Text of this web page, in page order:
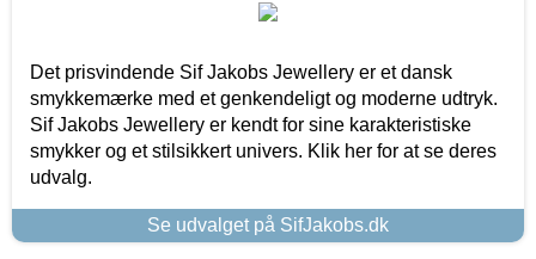
Det prisvindende Sif Jakobs Jewellery er et dansk
smykkemærke med et genkendeligt og moderne udtryk.
Sif Jakobs Jewellery er kendt for sine karakteristiske
smykker og et stilsikkert univers. Klik her for at se deres
udvalg.
Se udvalget på SifJakobs.dk